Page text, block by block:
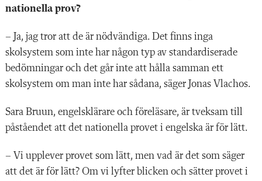
nationella prov?
– Ja, jag tror att de är nödvändiga. Det finns inga
skolsystem som inte har någon typ av standardiserade
bedömningar och det går inte att hålla samman ett
skolsystem om man inte har sådana, säger Jonas Vlachos.
Sara Bruun, engelsklärare och föreläsare, är tveksam till
påståendet att det nationella provet i engelska är för lätt.
– Vi upplever provet som lätt, men vad är det som säger
att det är för lätt? Om vi lyfter blicken och sätter provet i